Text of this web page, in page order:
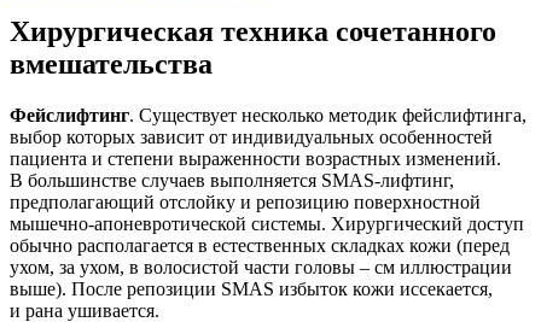
Хирургическая техника сочетанного
вмешательства
Фейслифтинг. Существует несколько методик фейслифтинга,
выбор которых зависит от индивидуальных особенностей
пациента и степени выраженности возрастных изменений.
В большинстве случаев выполняется SMAS-лифтинг,
предполагающий отслойку и репозицию поверхностной
мышечно-апоневротической системы. Хирургический доступ
обычно располагается в естественных складках кожи (перед
ухом, за ухом, в волосистой части головы – см иллюстрации
выше). После репозиции SMAS избыток кожи иссекается,
и рана ушивается.